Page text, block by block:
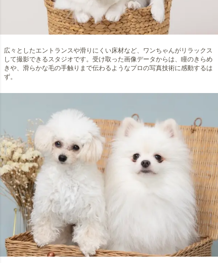
広々としたエントランスや滑りにくい床材など、ワンちゃんがリラックス
して撮影できるスタジオです。受け取った画像データからは、瞳のきらめ
きや、滑らかな毛の手触りまで伝わるようなプロの写真技術に感動するは
ず。